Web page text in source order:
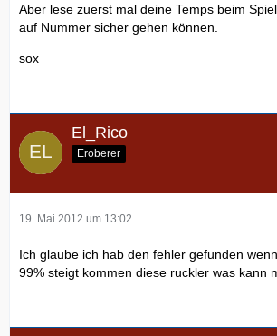
Aber lese zuerst mal deine Temps beim
auf Nummer sicher gehen können.
sox
El_Rico
Eroberer
19. Mai 2012 um 13:02
Ich glaube ich hab den fehler gefunden
99% steigt kommen diese ruckler was kann